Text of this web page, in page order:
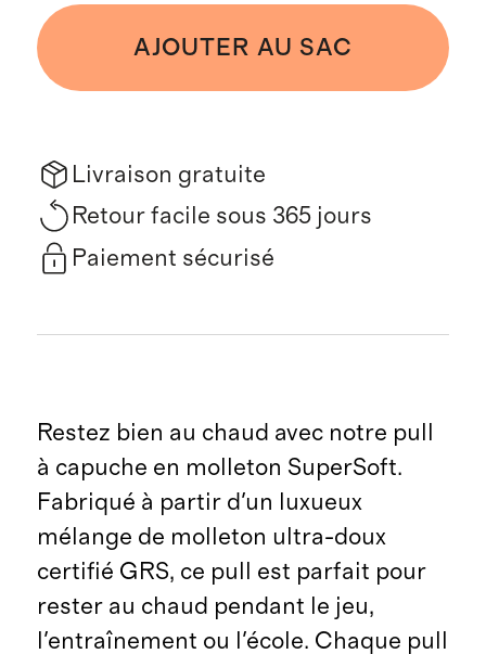
AJOUTER AU SAC
Livraison gratuite
Retour facile sous 365 jours
Paiement sécurisé
Restez bien au chaud avec notre pull
à capuche en molleton SuperSoft.
Fabriqué à partir d'un luxueux
mélange de molleton ultra-doux
certifié GRS, ce pull est parfait pour
rester au chaud pendant le jeu,
l'entraînement ou l'école. Chaque pull